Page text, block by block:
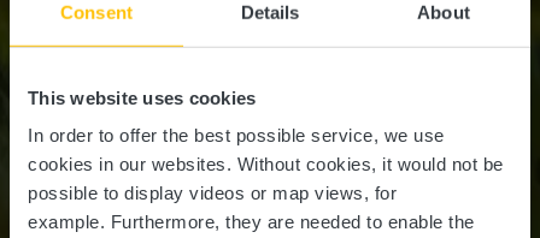
Consent Details About
This website uses cookies
In order to offer the best possible service, we use
cookies in our websites. Without cookies, it would not be
possible to display videos or map views, for
example. Furthermore, they are needed to enable the